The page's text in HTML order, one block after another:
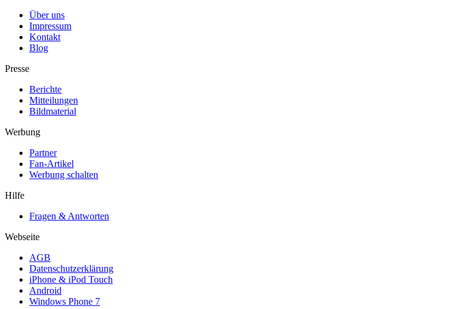
Über uns
Impressum
Kontakt
Blog
Presse
Berichte
Mitteilungen
Bildmaterial
Werbung
Partner
Fan-Artikel
Werbung schalten
Hilfe
Fragen & Antworten
Webseite
AGB
Datenschutzerklärung
iPhone & iPod Touch
Android
Windows Phone 7